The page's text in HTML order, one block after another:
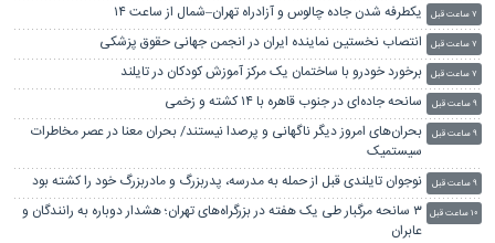
یکطرفه شدن جاده چالوس و آزادراه تهران–شمال از ساعت ۱۴ ۷ ساعت قبل
انتصاب نخستین نماینده ایران در انجمن جهانی حقوق پزشکی ۷ ساعت قبل
برخورد خودرو با ساختمان یک مرکز آموزش کودکان در تایلند ۷ ساعت قبل
سانحه جاده‌ای در جنوب قاهره با ۱۴ کشته و زخمی ۹ ساعت قبل
بحران‌های امروز دیگر ناگهانی و پرصدا نیستند/ بحران معنا در عصر مخاطرات
سیستمیک
۹ ساعت قبل
نوجوان تایلندی قبل از حمله به مدرسه، پدربزرگ و مادربزرگ خود را کشته بود ۹ ساعت قبل
۳ سانحه مرگبار طی یک هفته در بزرگراه‌های تهران؛ هشدار دوباره به رانندگان و
عابران
۱۰ ساعت قبل